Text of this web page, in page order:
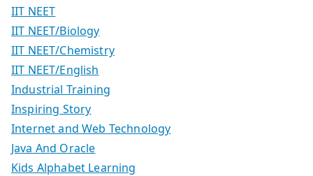
IIT NEET
IIT NEET/Biology
IIT NEET/Chemistry
IIT NEET/English
Industrial Training
Inspiring Story
Internet and Web Technology
Java And Oracle
Kids Alphabet Learning